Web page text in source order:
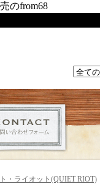
のfrom68
・ライオット(QUIET RIOT)